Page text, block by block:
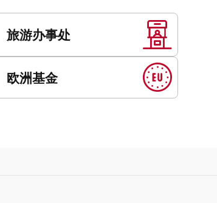
旅游办事处
欧洲基金